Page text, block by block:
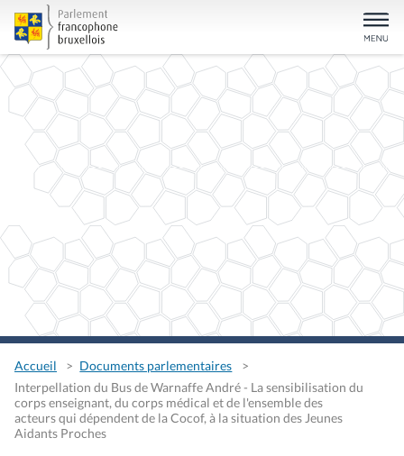
Accueil
Documents parlementaires
Interpellation du Bus de Warnaffe André - La sensibilisation du
corps enseignant, du corps médical et de l'ensemble des
acteurs qui dépendent de la Cocof, à la situation des Jeunes
Aidants Proches